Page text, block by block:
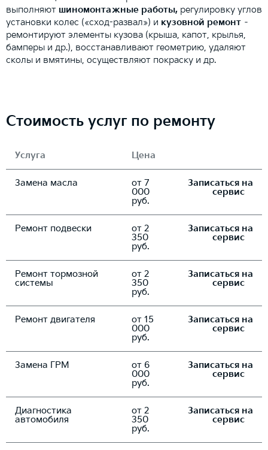
выполняют шиномонтажные работы, регулировку углов
установки колес («сход-развал») и кузовной ремонт –
ремонтируют элементы кузова (крыша, капот, крылья,
бамперы и др.), восстанавливают геометрию, удаляют
сколы и вмятины, осуществляют покраску и др.
Стоимость услуг по ремонту
Услуга Цена
Замена масла от 7
000
руб.
Записаться на
сервис
Ремонт подвески от 2
350
руб.
Записаться на
сервис
Ремонт тормозной
системы
от 2
350
руб.
Записаться на
сервис
Ремонт двигателя от 15
000
руб.
Записаться на
сервис
Замена ГРМ от 6
000
руб.
Записаться на
сервис
Диагностика
автомобиля
от 2
350
руб.
Записаться на
сервис